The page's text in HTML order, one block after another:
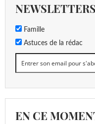
NEWSLETTERS
Famille
Astuces de la rédac
EN CE